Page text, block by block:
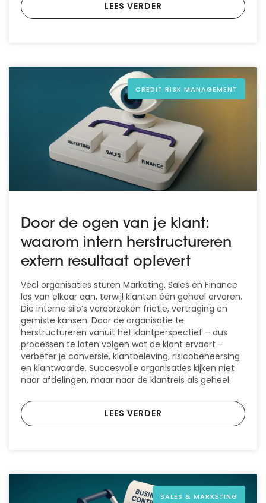
LEES VERDER
CREDIT RISK MANAGEMENT
Door de ogen van je klant:
waarom intern herstructureren
extern resultaat oplevert
Veel organisaties sturen Marketing, Sales en Finance
los van elkaar aan, terwijl klanten één geheel ervaren.
Die interne silo’s veroorzaken frictie, vertraging en
gemiste kansen. Door de organisatie te
herstructureren vanuit het klantperspectief – dus
processen te laten volgen wat de klant ervaart –
verbeter je conversie, klantbeleving, risicobeheersing
en klantwaarde. Succesvolle organisaties kijken niet
naar afdelingen, maar naar de klantreis als geheel.
LEES VERDER
SALES & MARKETING